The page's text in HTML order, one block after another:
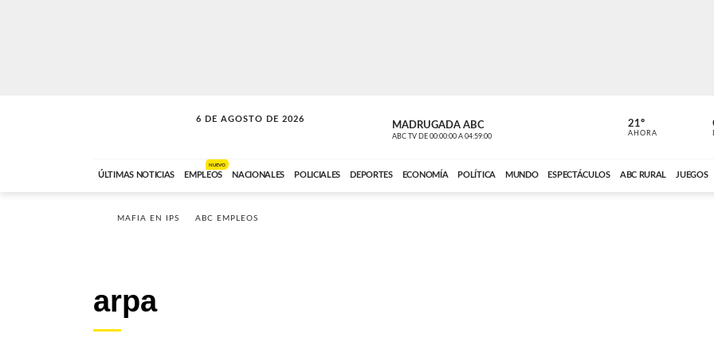
6 DE AGOSTO DE 2026
SOLO MÚSICA MADRUGADA ABC
ABC TV DE 00:00:00 A 04:59:00 ABC CARDINAL
21º
AHORA
ÚLTIMAS NOTICIAS EMPLEOS
NUEVO
NACIONALES POLICIALES DEPORTES ECONOMÍA POLÍTICA MUNDO ESPECTÁCULOS ABC RURAL JUEGOS
MAFIA EN IPS ABC EMPLEOS
arpa